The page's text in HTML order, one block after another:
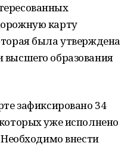
карту
была утверждена
образования
зафиксировано 34
уже исполнено
Необходимо внести